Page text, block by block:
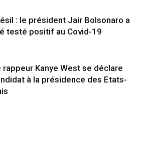
: le président Jair Bolsonaro a
testé positif au Covid-19
rappeur Kanye West se déclare
à la présidence des Etats-